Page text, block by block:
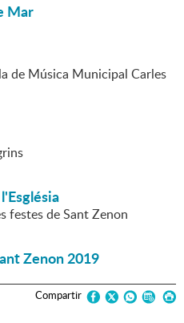
Mar
de Música Municipal Carles
festes de Sant Zenon
Zenon 2019
Compartir